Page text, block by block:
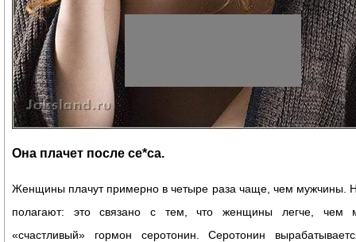
Она плачет после се*са.
Женщины плачут примерно в четыре раза чаще, чем мужчины.
полагают: это связано с тем, что женщины легче, чем
«счастливый» гормон серотонин. Серотонин